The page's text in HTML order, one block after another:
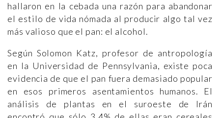
hallaron en la cebada una razón para abandonar
el estilo de vida nómada al producir algo tal vez
más valioso que el pan: el alcohol.
Según Solomon Katz, profesor de antropología
en la Universidad de Pennsylvania, existe poca
evidencia de que el pan fuera demasiado popular
en esos primeros asentamientos humanos. El
análisis de plantas en el suroeste de Irán